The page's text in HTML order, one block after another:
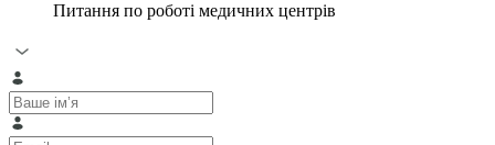
Питання по роботі медичних центрів